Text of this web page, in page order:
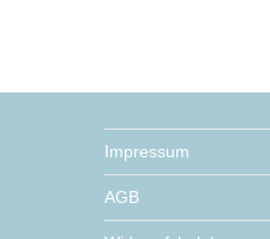
Impressum
AGB